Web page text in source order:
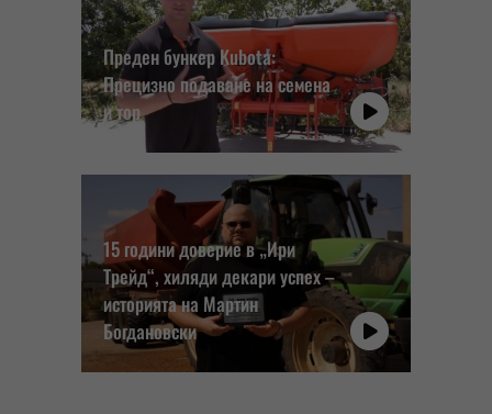
Преден бункер Kubota:
Прецизно подаване на семена
и тор
15 години доверие в „Ири
Трейд“, хиляди декари успех –
историята на Мартин
Богдановски